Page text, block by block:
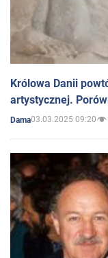
Królowa Danii
artystycznej.
Dama03.03.2025 09:20